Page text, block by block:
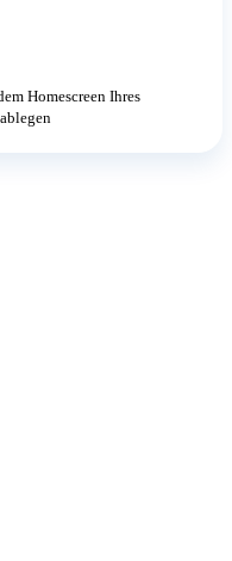
Homescreen Ihres